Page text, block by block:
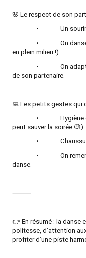
🌸 Le respect de son
•
Un
•
On
en plein milieu !).
•
On
de son partenaire.
🧼 Les petits gestes qui
•
Hygiène
peut sauver la soirée 😉).
•
•
On
danse.
⸻
👉 En résumé : la danse
politesse, d’attention
profiter d’une piste